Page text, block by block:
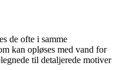
de ofte i samme
kan opløses med vand for
til detaljerede motiver